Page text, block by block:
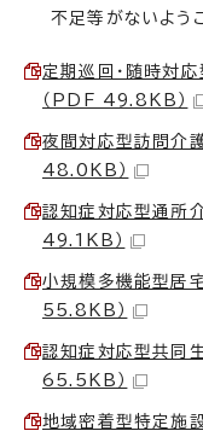
不足等がないよう
定期巡回・随時対
（PDF 49.8KB）
夜間対応型訪問介
48.0KB）
認知症対応型通所
49.1KB）
小規模多機能型居
55.8KB）
認知症対応型共同
65.5KB）
地域密着型特定施